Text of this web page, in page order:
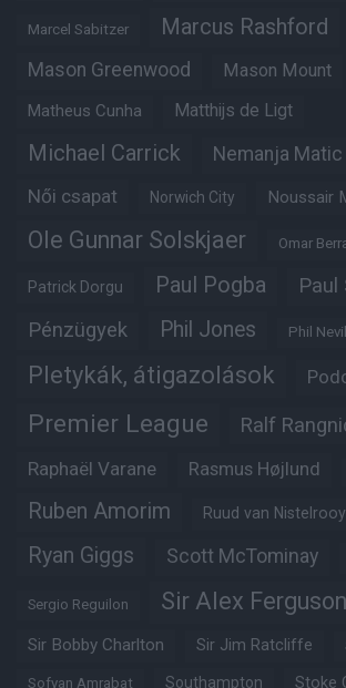
Marcel Sabitzer Marcus Rashford
Mason Greenwood Mason Mount
Matheus Cunha Matthijs de Ligt
Michael Carrick Nemanja Matic
Női csapat Norwich City Noussair
Ole Gunnar Solskjaer Omar
Patrick Dorgu Paul Pogba Paul
Pénzügyek Phil Jones Phil
Pletykák, átigazolások
Premier League Ralf
Raphaël Varane Rasmus Højlund
Ruben Amorim Ruud van Nistelrooy
Ryan Giggs Scott McTominay
Sergio Reguilon Sir Alex Ferguson
Sir Bobby Charlton Sir Jim Ratcliffe
Sofyan Amrabat Southampton Stoke